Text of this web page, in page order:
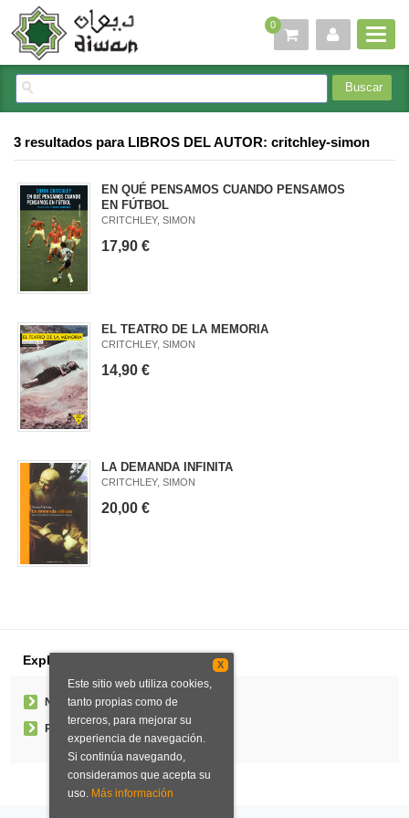
0
3 resultados para LIBROS DEL AUTOR: critchley-simon
EN QUÉ PENSAMOS CUANDO PENSAMOS
EN FÚTBOL
CRITCHLEY, SIMON
17,90 €
EL TEATRO DE LA MEMORIA
CRITCHLEY, SIMON
14,90 €
LA DEMANDA INFINITA
CRITCHLEY, SIMON
20,00 €
Explorar
Noticias
Pedidos especiales
X
Este sitio web utiliza cookies,
tanto propias como de
terceros, para mejorar su
experiencia de navegación.
Si continúa navegando,
consideramos que acepta su
uso. Más información